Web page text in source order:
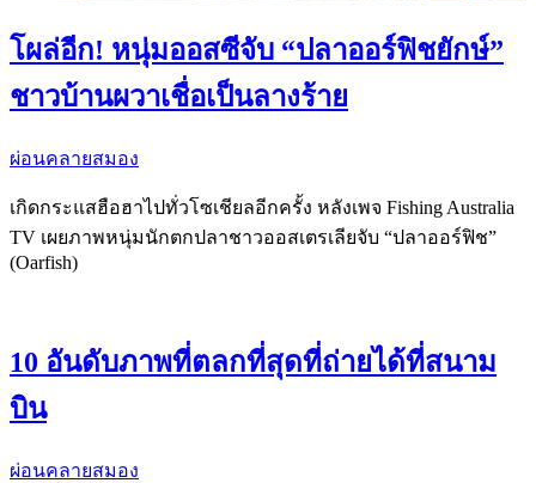
โผล่อีก! หนุ่มออสซีจับ “ปลาออร์ฟิชยักษ์”
ชาวบ้านผวาเชื่อเป็นลางร้าย
ผ่อนคลายสมอง
เกิดกระแสฮือฮาไปทั่วโซเชียลอีกครั้ง หลังเพจ Fishing Australia
TV เผยภาพหนุ่มนักตกปลาชาวออสเตรเลียจับ “ปลาออร์ฟิช”
(Oarfish)
10 อันดับภาพที่ตลกที่สุดที่ถ่ายได้ที่สนาม
บิน
ผ่อนคลายสมอง